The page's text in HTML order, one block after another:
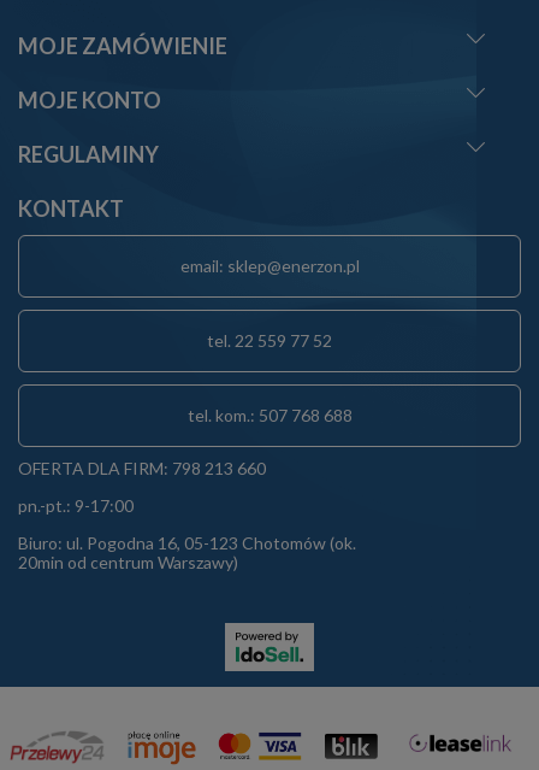
MOJE ZAMÓWIENIE
MOJE KONTO
REGULAMINY
KONTAKT
email: sklep@enerzon.pl
tel. 22 559 77 52
tel. kom.: 507 768 688
OFERTA DLA FIRM: 798 213 660
pn.-pt.: 9-17:00
Biuro: ul. Pogodna 16, 05-123 Chotomów (ok.
20min od centrum Warszawy)